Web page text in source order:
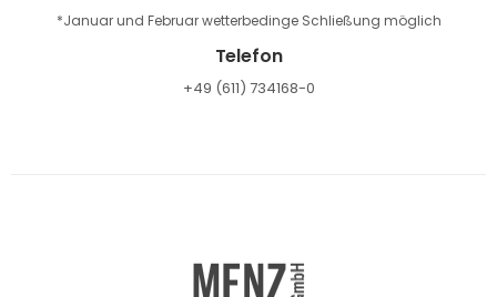
*Januar und Februar wetterbedinge Schließung möglich
Telefon
+49 (611) 734168-0